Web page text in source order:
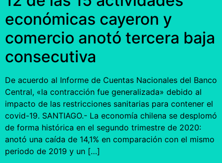
económicas cayeron y
comercio anotó tercera baja
consecutiva
De acuerdo al Informe de Cuentas Nacionales del Banco
Central, «la contracción fue generalizada» debido al
impacto de las restricciones sanitarias para contener el
covid-19. SANTIAGO.- La economía chilena se desplomó
de forma histórica en el segundo trimestre de 2020:
anotó una caída de 14,1% en comparación con el mismo
periodo de 2019 y un […]